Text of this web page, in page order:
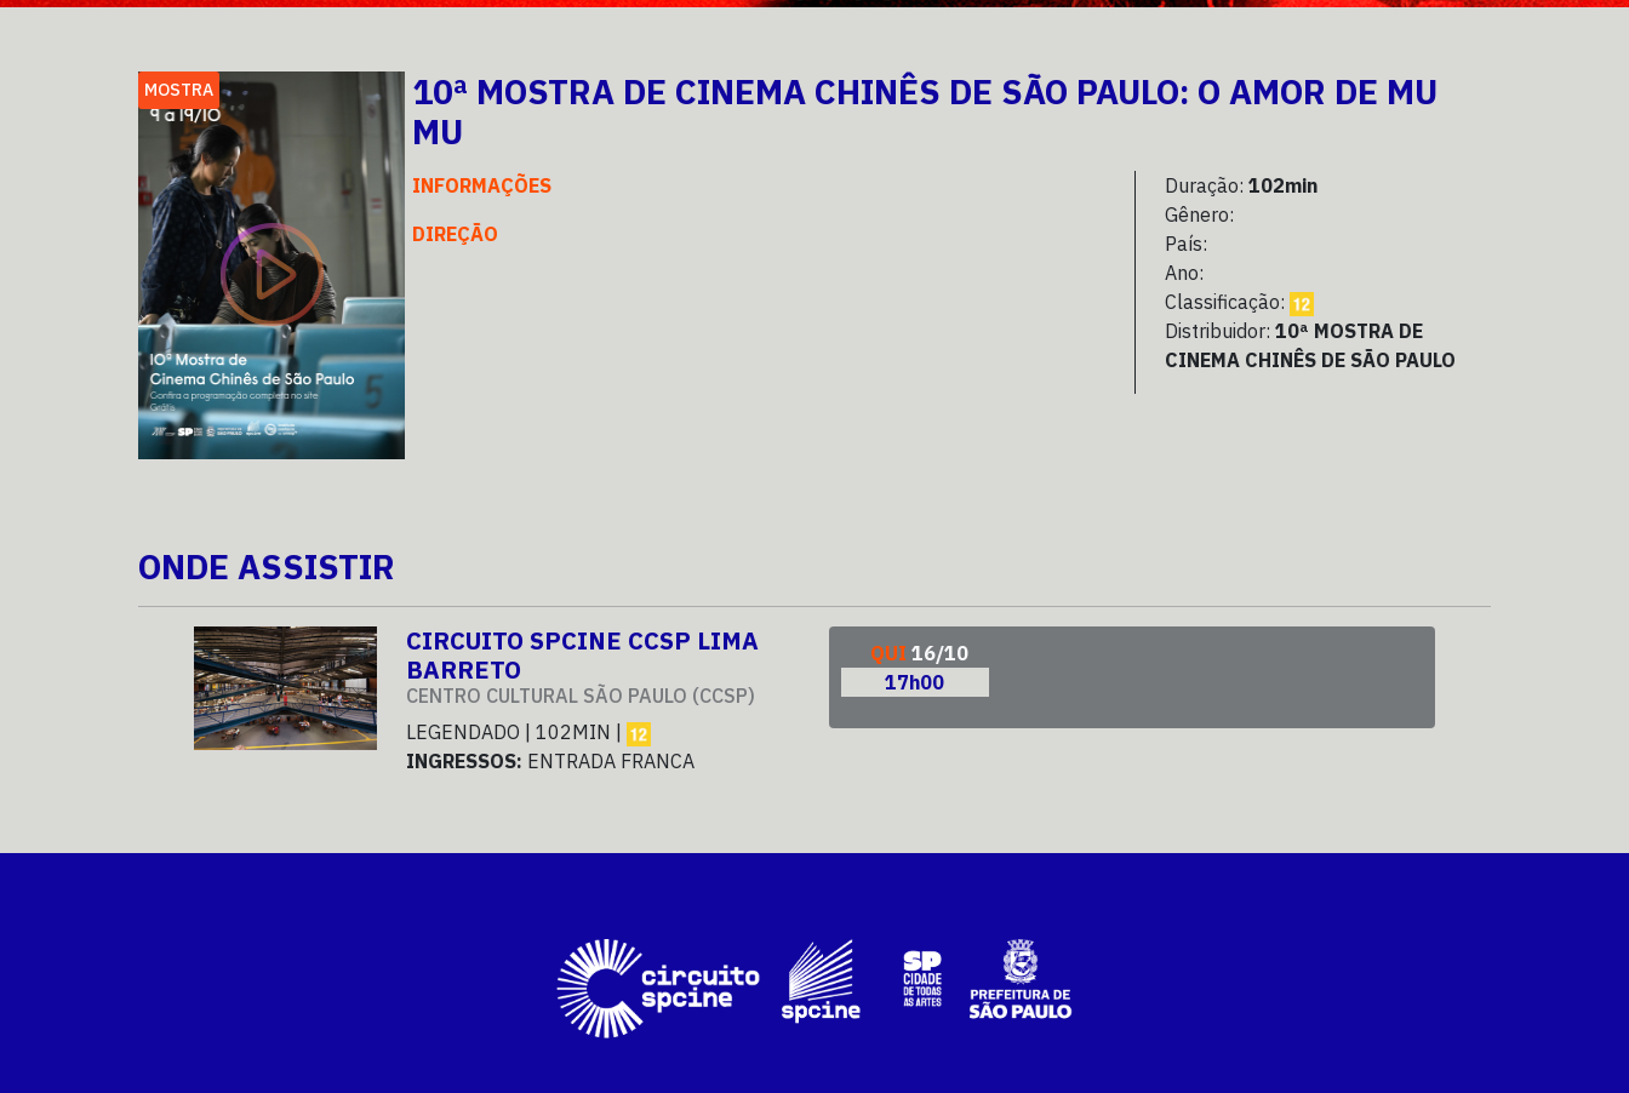
MOSTRA
10ª MOSTRA DE CINEMA CHINÊS DE SÃO PAULO: O AMOR DE MU
MU
INFORMAÇÕES
DIREÇÃO
Duração:102min
Gênero:
País:
Ano:
Classificação:
Distribuidor:10ª MOSTRA DE
CINEMA CHINÊS DE SÃO PAULO
ONDE ASSISTIR
CIRCUITO SPCINE CCSP LIMA
BARRETO
CENTRO CULTURAL SÃO PAULO (CCSP)
LEGENDADO | 102MIN |
INGRESSOS: ENTRADA FRANCA
QUI 16/10
17h00